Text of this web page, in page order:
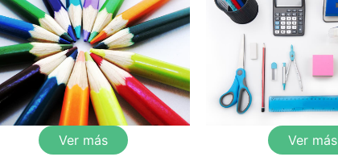
Ver más Ver más